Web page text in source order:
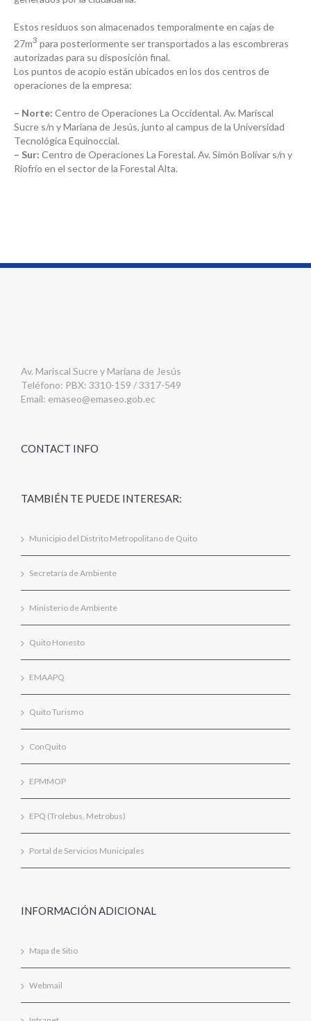
Estos residuos son almacenados temporalmente en cajas de
27m3 para posteriormente ser transportados a las escombreras
autorizadas para su disposición final.
Los puntos de acopio están ubicados en los dos centros de
operaciones de la empresa:
– Norte: Centro de Operaciones La Occidental. Av. Mariscal
Sucre s/n y Mariana de Jesús, junto al campus de la Universidad
Tecnológica Equinoccial.
– Sur: Centro de Operaciones La Forestal. Av. Simón Bolívar s/n y
Riofrío en el sector de la Forestal Alta.
Av. Mariscal Sucre y Mariana de Jesús
Teléfono: PBX: 3310-159 / 3317-549
Email: emaseo@emaseo.gob.ec
CONTACT INFO
TAMBIÉN TE PUEDE INTERESAR:
Municipio del Distrito Metropolitano de Quito
Secretaría de Ambiente
Ministerio de Ambiente
Quito Honesto
EMAAPQ
Quito Turismo
ConQuito
EPMMOP
EPQ (Trolebus, Metrobus)
Portal de Servicios Municipales
INFORMACIÓN ADICIONAL
Mapa de Sitio
Webmail